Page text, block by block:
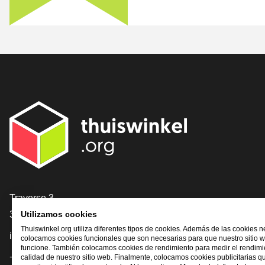
[_General:Contact]
Traverse 3
3905 NL Veenendaal
info@thuiswinkel.org
+31 (0)318 64 85 75
Utilizamos cookies
Thuiswinkel.org utiliza diferentes tipos de cookies. Además de las cookies
colocamos cookies funcionales que son necesarias para que nuestro sitio
funcione. También colocamos cookies de rendimiento para medir el
calidad de nuestro sitio web. Finalmente, colocamos cookies publicitarias